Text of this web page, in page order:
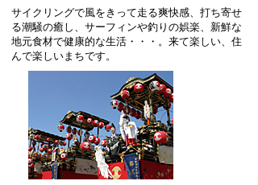
サイクリングで風をきって走る爽快感、打ち寄せ
る潮騒の癒し、サーフィンや釣りの娯楽、新鮮な
地元食材で健康的な生活・・・。来て楽しい、住
んで楽しいまちです。